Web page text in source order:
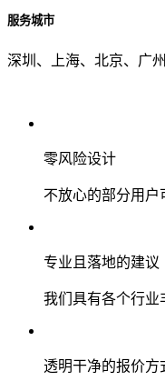
服务城市
深圳、上海、北京、广
零风险设计
不放心的部分用户
专业且落地的建议
我们具有各个行业
透明干净的报价方